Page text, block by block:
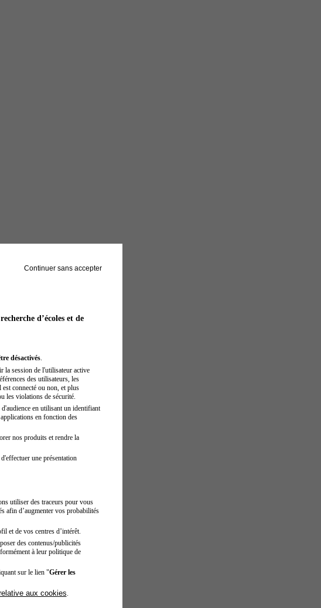
Continuer sans accepter
d’écoles et de
désactivés.
la session de l'utilisateur active
des utilisateurs, les
connecté ou non, et plus
les violations de sécurité.
en utilisant un identifiant
en fonction des
nos produits et rendre la
une présentation
utiliser des traceurs pour vous
afin d’augmenter vos probabilités
et de vos centres d’intérêt.
des contenus/publicités
à leur politique de
sur le lien "Gérer les
aux cookies